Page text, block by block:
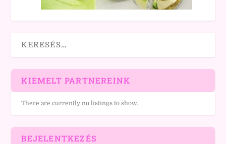
KIEMELT PARTNEREINK
There are currently no listings to show.
BEJELENTKEZÉS